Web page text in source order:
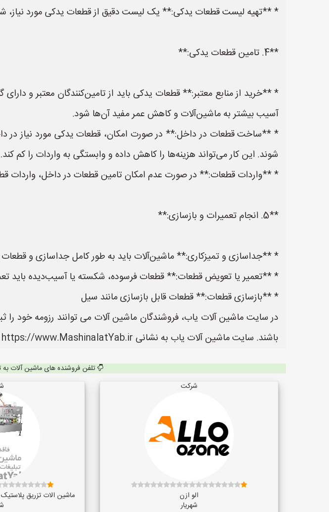
* **تهیه لیست قطعات یدکی:** یک لیست دقیق از قطعات یدکی مورد نیاز،
**4. تامین قطعات یدکی:**
* **خرید از منابع معتبر:** قطعات یدکی باید از تامین‌کنندگان معتبر و
آسیب بیشتر به ماشین‌آلات و کاهش عمر مفید آن‌ها شود.
* **ساخت قطعات در داخل:** در صورت امکان، قطعات یدکی مورد نیاز در
شوند. این کار می‌تواند هزینه‌ها را کاهش داده و وابستگی به واردات را کم کند.
* **واردات قطعات:** در صورت عدم امکان تامین قطعات در داخل، واردات
**5. انجام تعمیرات و بازسازی:**
* **جداسازی و تمیزکاری:** ماشین‌آلات باید به طور کامل جداسازی و قطعات
* **تعمیر یا تعویض قطعات:** قطعات فرسوده، شکسته یا آسیب‌دیده باید
* **بازسازی قطعات:** قطعات قابل بازسازی مانند سیل
در سایت ماشین آلات یاب، فروشندگان ماشین آلات می توانند رزومه خود را
باشند. سایت ماشین آلات یاب به نشانی https://www.MashinalatYab.ir یک سایت عالی جهت ثبت آگهی و تبلیغات ماشین آلات می باشد.
تلفن فروشنده های ماشین آلات
شرکت
الو ازن
شهریار
ماشین الات تزریق